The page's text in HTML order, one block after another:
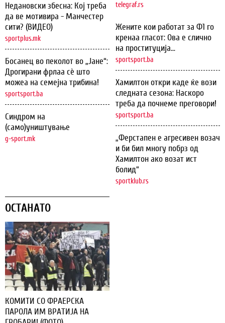
Недановски збесна: Кој треба
да ве мотивира - Манчестер
сити? (ВИДЕО)
sportplus.mk
Босанец во пеколот во „Јане“:
Дрогирани фрлаа сѐ што
можеа на семејна трибина!
sportsport.ba
Синдром на
(само)уништување
g-sport.mk
telegraf.rs
Жените кои работат за Ф1 го
кренаа гласот: Ова е слично
на проституција...
sportsport.ba
Хамилтон откри каде ќе вози
следната сезона: Наскоро
треба да почнеме преговори!
sportsport.ba
„Ферстапен е агресивен возач
и би бил многу побрз од
Хамилтон ако возат ист
болид“
sportklub.rs
ОСТАНАТО
КОМИТИ СО ФРАЕРСКА
ПАРОЛА ИМ ВРАТИЈА НА